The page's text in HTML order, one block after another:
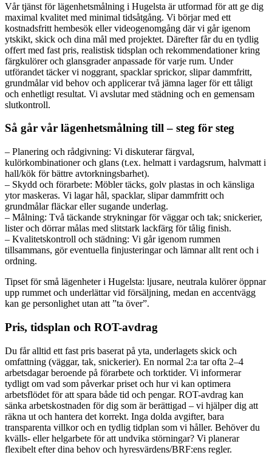
Vår tjänst för lägenhetsmålning i Hugelsta är utformad för att ge dig
maximal kvalitet med minimal tidsåtgång. Vi börjar med ett
kostnadsfritt hembesök eller videogenomgång där vi går igenom
ytskikt, skick och dina mål med projektet. Därefter får du en tydlig
offert med fast pris, realistisk tidsplan och rekommendationer kring
färgkulörer och glansgrader anpassade för varje rum. Under
utförandet täcker vi noggrant, spacklar sprickor, slipar dammfritt,
grundmålar vid behov och applicerar två jämna lager för ett tåligt
och enhetligt resultat. Vi avslutar med städning och en gemensam
slutkontroll.
Så går vår lägenhetsmålning till – steg för steg
– Planering och rådgivning: Vi diskuterar färgval,
kulörkombinationer och glans (t.ex. helmatt i vardagsrum, halvmatt i
hall/kök för bättre avtorkningsbarhet).
– Skydd och förarbete: Möbler täcks, golv plastas in och känsliga
ytor maskeras. Vi lagar hål, spacklar, slipar dammfritt och
grundmålar fläckar eller sugande underlag.
– Målning: Två täckande strykningar för väggar och tak; snickerier,
lister och dörrar målas med slitstark lackfärg för tålig finish.
– Kvalitetskontroll och städning: Vi går igenom rummen
tillsammans, gör eventuella finjusteringar och lämnar allt rent och i
ordning.
Tipset för små lägenheter i Hugelsta: ljusare, neutrala kulörer öppnar
upp rummet och underlättar vid försäljning, medan en accentvägg
kan ge personlighet utan att ”ta över”.
Pris, tidsplan och ROT-avdrag
Du får alltid ett fast pris baserat på yta, underlagets skick och
omfattning (väggar, tak, snickerier). En normal 2:a tar ofta 2–4
arbetsdagar beroende på förarbete och torktider. Vi informerar
tydligt om vad som påverkar priset och hur vi kan optimera
arbetsflödet för att spara både tid och pengar. ROT-avdrag kan
sänka arbetskostnaden för dig som är berättigad – vi hjälper dig att
räkna ut och hantera det korrekt. Inga dolda avgifter, bara
transparenta villkor och en tydlig tidplan som vi håller. Behöver du
kvälls- eller helgarbete för att undvika störningar? Vi planerar
flexibelt efter dina behov och hyresvärdens/BRF:ens regler.